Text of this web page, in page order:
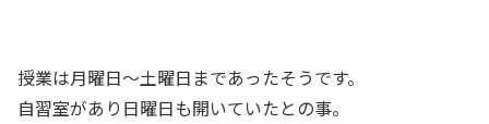
授業は月曜日～土曜日まであったそうです。
自習室があり日曜日も開いていたとの事。